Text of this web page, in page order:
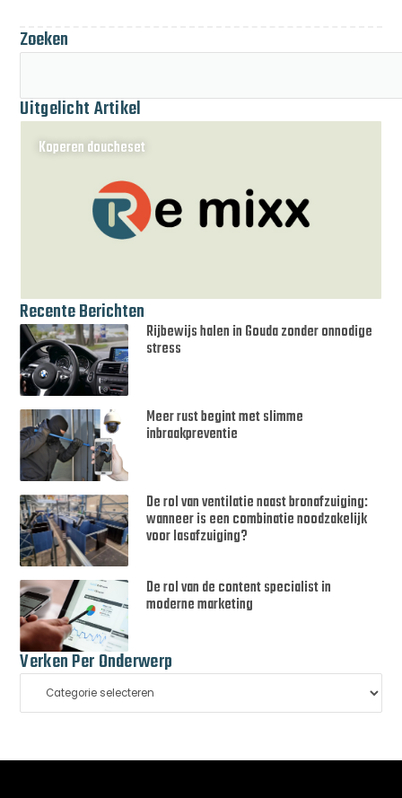
Zoeken
Uitgelicht Artikel
Koperen doucheset
Recente Berichten
Rijbewijs halen in Gouda zonder onnodige
stress
Meer rust begint met slimme
inbraakpreventie
De rol van ventilatie naast bronafzuiging:
wanneer is een combinatie noodzakelijk
voor lasafzuiging?
De rol van de content specialist in
moderne marketing
Verken Per Onderwerp